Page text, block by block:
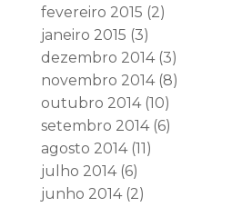
fevereiro 2015 (2)
janeiro 2015 (3)
dezembro 2014(3)
novembro 2014(8)
outubro 2014(10)
setembro 2014(6)
agosto 2014(11)
julho 2014(6)
junho 2014(2)